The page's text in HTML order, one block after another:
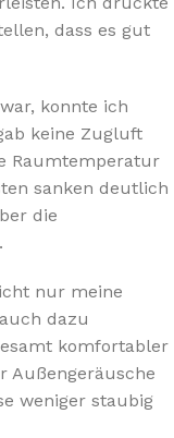
dass es gut
konnte ich
keine Zugluft
Raumtemperatur
sanken deutlich
die
nur meine
dazu
komfortabler
Außengeräusche
weniger staubig